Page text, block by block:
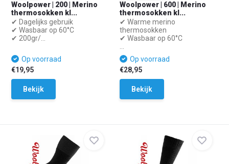
Woolpower | 200 | Merino
thermosokken kl...
✔ Dagelijks gebruik
✔ Wasbaar op 60°C
✔ 200gr/...
Op voorraad
€19,95
Bekijk
Woolpower | 600 | Merino
thermosokken kl...
✔ Warme merino
thermosokken
✔ Wasbaar op 60°C
Op voorraad
€28,95
Bekijk